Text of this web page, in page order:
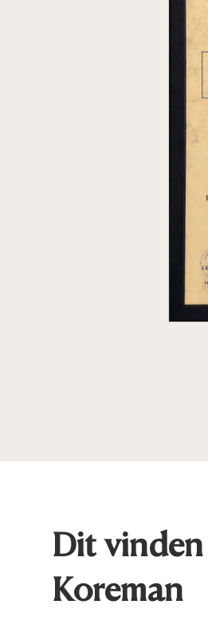
Dit
Koreman